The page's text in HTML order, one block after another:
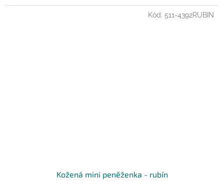
Kožená mini peněženka - rubín
Kód: 511-4392RUBIN